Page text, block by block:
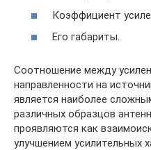
Коэффициент
Его габариты.
Соотношение между
направленности на
является наиболее
различных образцов
проявляются как
улучшением усилительных